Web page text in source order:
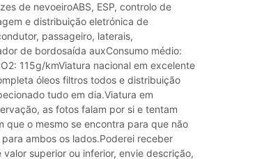
de nevoeiroABS, ESP, controlo de
e distribuição eletrónica de
passageiro, laterais,
de bordosaída auxConsumo médio:
115g/kmViatura nacional em excelente
óleos filtros todos e distribuição
tudo em dia.Viatura em
as fotos falam por si e tentam
que o mesmo se encontra para que não
ambos os lados.Poderei receber
superior ou inferior, envie descrição,